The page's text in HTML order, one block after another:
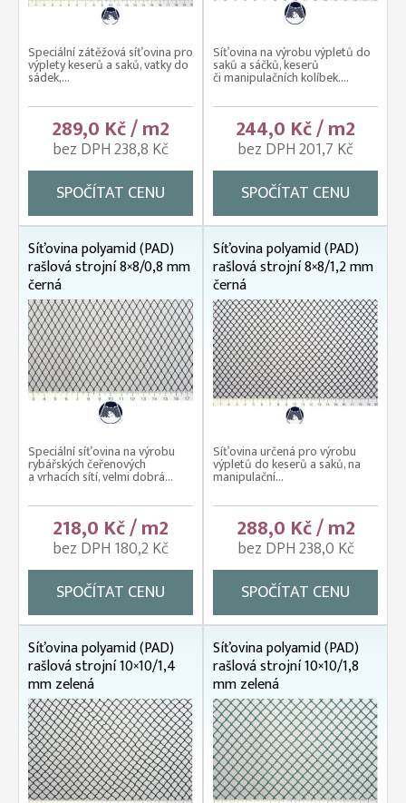
Speciální zátěžová síťovina pro
výplety keserů a saků, vatky do
sádek,...
289,0 Kč / m2
bez DPH 238,8 Kč
SPOČÍTAT CENU
Síťovina na výrobu výpletů do
saků a sáčků, keserů
či manipulačních kolíbek....
244,0 Kč / m2
bez DPH 201,7 Kč
SPOČÍTAT CENU
Síťovina polyamid (PAD)
rašlová strojní 8×8/0,8 mm
černá
Speciální síťovina na výrobu
rybářských čeřenových
a vrhacích sítí, velmi dobrá...
218,0 Kč / m2
bez DPH 180,2 Kč
SPOČÍTAT CENU
Síťovina polyamid (PAD)
rašlová strojní 8×8/1,2 mm
černá
Síťovina určená pro výrobu
výpletů do keserů a saků, na
manipulační...
288,0 Kč / m2
bez DPH 238,0 Kč
SPOČÍTAT CENU
Síťovina polyamid (PAD)
rašlová strojní 10×10/1,4
mm zelená
Síťovina polyamid (PAD)
rašlová strojní 10×10/1,8
mm zelená